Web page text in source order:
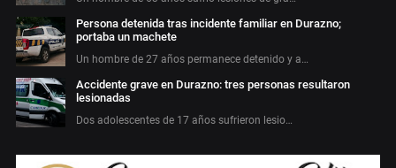
Persona detenida tras incidente familiar en Durazno;
portaba un machete
Un hombre de 27 años permanece detenido y a…
Accidente grave en Durazno: tres personas resultaron
lesionadas
Dos adolescentes de 17 años sufrieron lesio…